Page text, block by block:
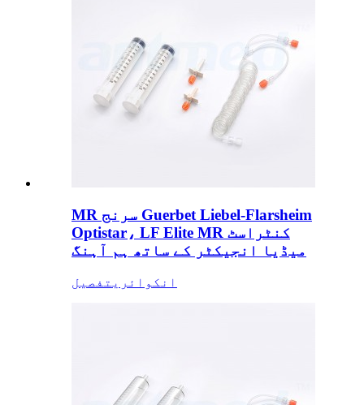
MR سرنج Guerbet Liebel-Flarsheim
Optistar، LF Elite MR کنٹراسٹ
میڈیا انجیکٹر کے ساتھ ہم آہنگ
انکوائری تفصیل